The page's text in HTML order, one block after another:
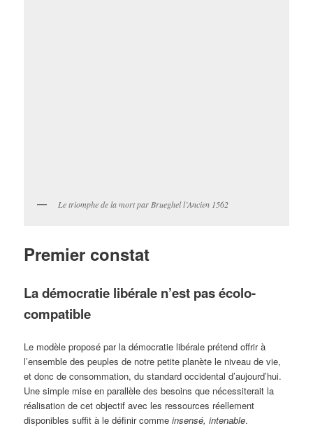
Le triomphe de la mort par Brueghel l’Ancien 1562
Premier constat
La démocratie libérale n’est pas écolo-
compatible
Le modèle proposé par la démocratie libérale prétend offrir à
l’ensemble des peuples de notre petite planète le niveau de vie,
et donc de consommation, du standard occidental d’aujourd’hui.
Une simple mise en parallèle des besoins que nécessiterait la
réalisation de cet objectif avec les ressources réellement
disponibles suffit à le définir commeinsensé, intenable.